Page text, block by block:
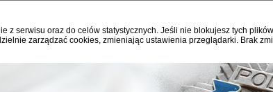
z serwisu oraz do celów statystycznych. Jeśli nie blokujesz tych
zarządzać cookies, zmieniając ustawienia przeglądarki. Brak